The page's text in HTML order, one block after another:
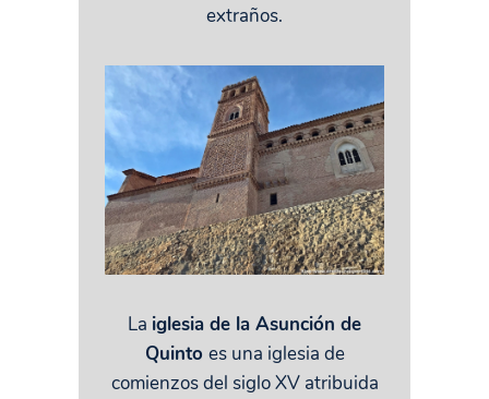
extraños.
La iglesia de la Asunción de
Quinto es una iglesia de
comienzos del siglo XV atribuida